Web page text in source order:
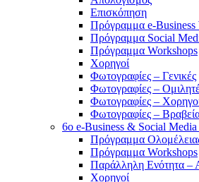
Επισκόπηση
Πρόγραμμα e-Business
Πρόγραμμα Social
Πρόγραμμα Workshops
Χορηγοί
Φωτογραφίες – Γενικές
Φωτογραφίες –
Φωτογραφίες –
Φωτογραφίες –
6o e-Business & Social
Πρόγραμμα
Πρόγραμμα Workshops
Παράλληλη Ενότητα
Χορηγοί